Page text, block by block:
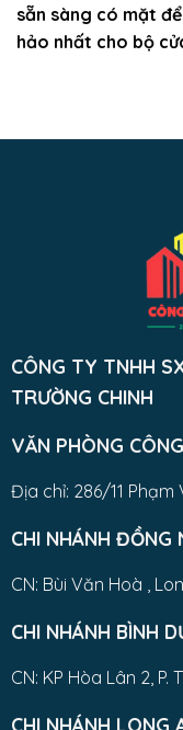
sẵn sàng có mặt
hảo nhất cho bộ
CÔNG TY TNHH
TRƯỜNG CHINH
VĂN PHÒNG
Địa chỉ: 286/11 Phạm
CHI NHÁNH ĐỒNG
CN: Bùi Văn Hoà ,
CHI NHÁNH BÌNH
CN: KP Hòa Lân 2, P.
CHI NHÁNH LONG